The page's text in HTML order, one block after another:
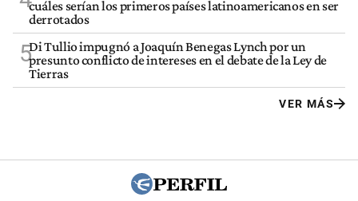
cuáles serían los primeros países latinoamericanos en ser
derrotados
5Di Tullio impugnó a Joaquín Benegas Lynch por un
presunto conflicto de intereses en el debate de la Ley de
Tierras
VER MÁS